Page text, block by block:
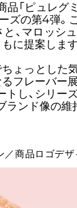
「ピュレグ
ズの第4弾
、マロッシ
に提案します
ちょっとし
フレーバー
し、シリー
ンド像の維
／商品ロゴデ